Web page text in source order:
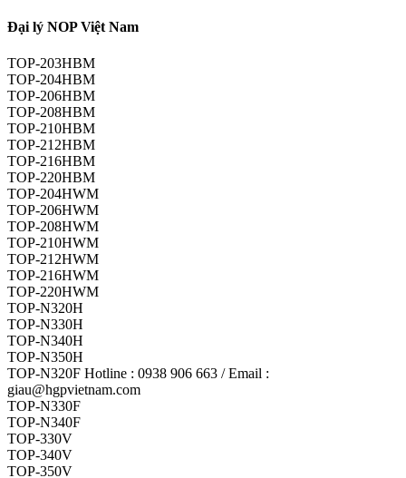
Đại lý NOP Việt Nam
TOP-203HBM
TOP-204HBM
TOP-206HBM
TOP-208HBM
TOP-210HBM
TOP-212HBM
TOP-216HBM
TOP-220HBM
TOP-204HWM
TOP-206HWM
TOP-208HWM
TOP-210HWM
TOP-212HWM
TOP-216HWM
TOP-220HWM
TOP-N320H
TOP-N330H
TOP-N340H
TOP-N350H
TOP-N320F Hotline : 0938 906 663 / Email :
giau@hgpvietnam.com
TOP-N330F
TOP-N340F
TOP-330V
TOP-340V
TOP-350V